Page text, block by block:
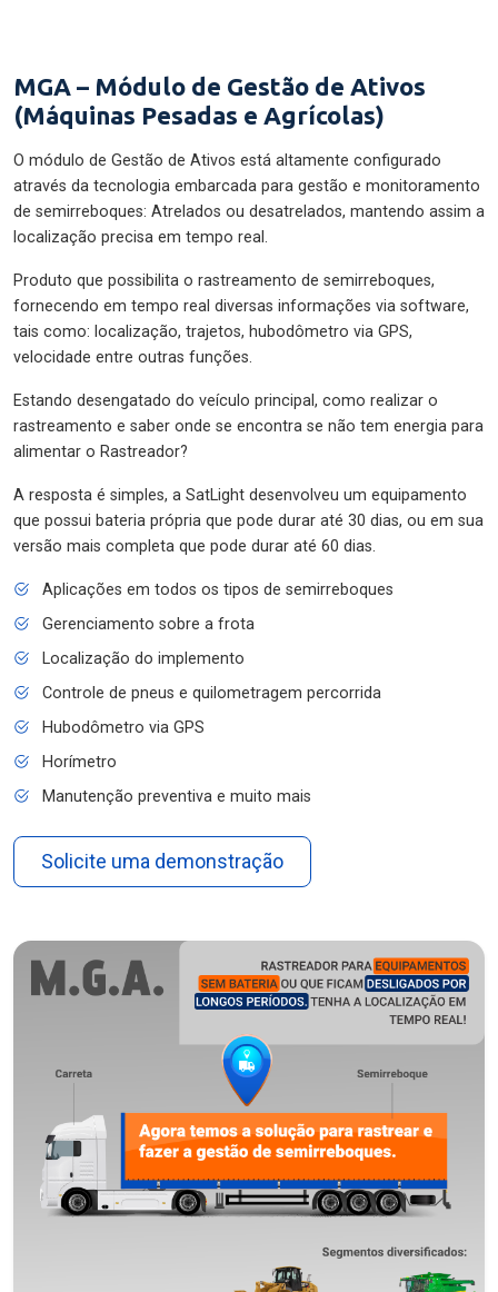
MGA – Módulo de Gestão de Ativos
(Máquinas Pesadas e Agrícolas)
O módulo de Gestão de Ativos está altamente configurado
através da tecnologia embarcada para gestão e monitoramento
de semirreboques: Atrelados ou desatrelados, mantendo assim a
localização precisa em tempo real.
Produto que possibilita o rastreamento de semirreboques,
fornecendo em tempo real diversas informações via software,
tais como: localização, trajetos, hubodômetro via GPS,
velocidade entre outras funções.
Estando desengatado do veículo principal, como realizar o
rastreamento e saber onde se encontra se não tem energia para
alimentar o Rastreador?
A resposta é simples, a SatLight desenvolveu um equipamento
que possui bateria própria que pode durar até 30 dias, ou em sua
versão mais completa que pode durar até 60 dias.
Aplicações em todos os tipos de semirreboques
Gerenciamento sobre a frota
Localização do implemento
Controle de pneus e quilometragem percorrida
Hubodômetro via GPS
Horímetro
Manutenção preventiva e muito mais
Solicite uma demonstração